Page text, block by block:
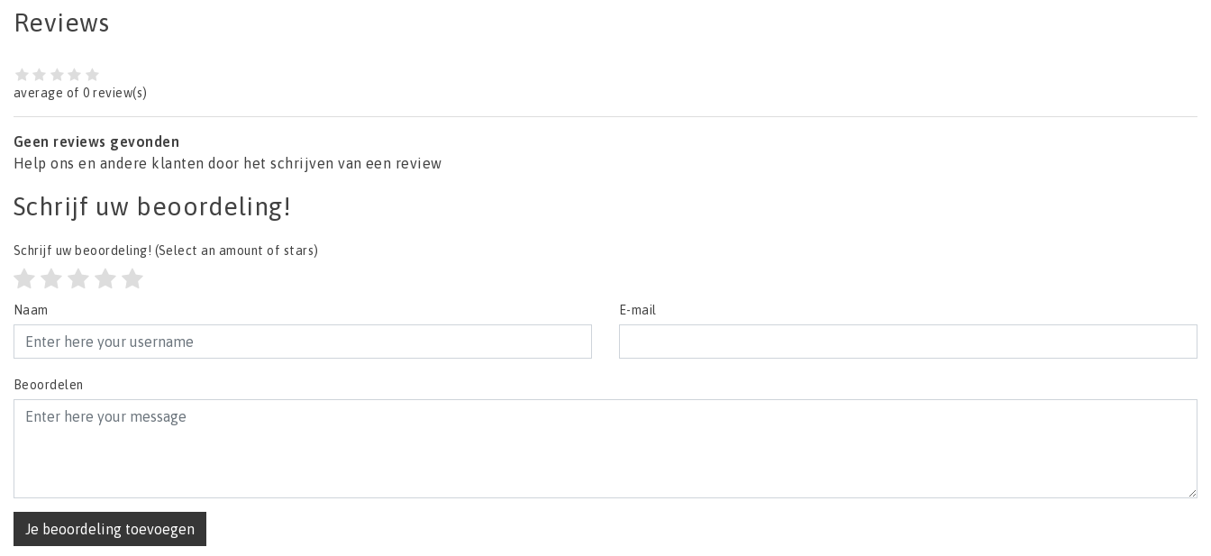
Reviews
average of 0 review(s)
Geen reviews gevonden
Help ons en andere klanten door het schrijven van een review
Schrijf uw beoordeling!
Schrijf uw beoordeling! (Select an amount of stars)
Naam E-mail
Beoordelen
Je beoordeling toevoegen